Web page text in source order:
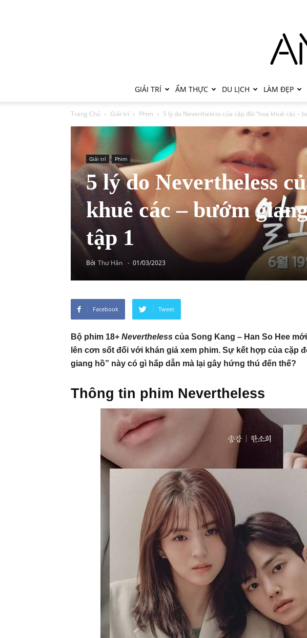
GIẢI TRÍ ẨM THỰC DU LỊCH LÀM ĐẸP
Trang Chủ Giải trí Phim 5 lý do Nevertheless của cặp đôi “hoa khuê các –
Giải trí Phim
5 lý do Nevertheless
khuê các – bướm
tập 1
Bởi Thư Hân - 01/03/2023
Facebook Tweet
Bộ phim 18+ Nevertheless của Song Kang – Han So Hee
lên cơn sốt đối với khán giả xem phim. Sự kết hợp của cặp
giang hồ” này có gì hấp dẫn mà lại gây hứng thú đến thế?
Thông tin phim Nevertheless